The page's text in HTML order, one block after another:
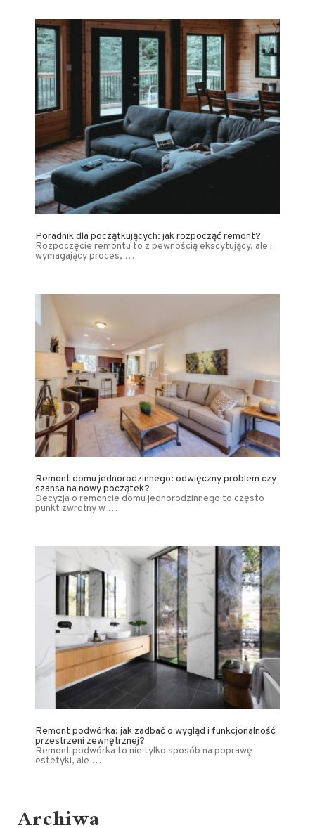
Poradnik dla początkujących: jak rozpocząć remont?
Rozpoczęcie remontu to z pewnością ekscytujący, ale i
wymagający proces, …
Remont domu jednorodzinnego: odwięczny problem czy
szansa na nowy początek?
Decyzja o remoncie domu jednorodzinnego to często
punkt zwrotny w …
Remont podwórka: jak zadbać o wygląd i funkcjonalność
przestrzeni zewnętrznej?
Remont podwórka to nie tylko sposób na poprawę
estetyki, ale …
Archiwa